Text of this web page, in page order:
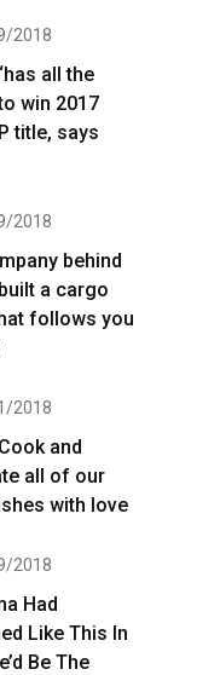
2018
all the
win 2017
title, says
2018
behind
a cargo
follows you
2018
and
all of our
with love
2018
Had
Like This In
Be The